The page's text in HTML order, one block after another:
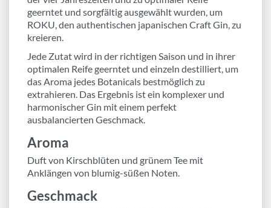
geerntet und sorgfältig ausgewählt wurden, um
ROKU, den authentischen japanischen Craft Gin, zu
kreieren.
Jede Zutat wird in der richtigen Saison und in ihrer
optimalen Reife geerntet und einzeln destilliert, um
das Aroma jedes Botanicals bestmöglich zu
extrahieren. Das Ergebnis ist ein komplexer und
harmonischer Gin mit einem perfekt
ausbalancierten Geschmack.
Aroma
Duft von Kirschblüten und grünem Tee mit
Anklängen von blumig-süßen Noten.
Geschmack